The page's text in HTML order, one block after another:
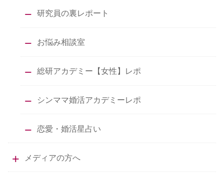
研究員の裏レポート
お悩み相談室
総研アカデミー【女性】レポ
シンママ婚活アカデミーレポ
恋愛・婚活星占い
メディアの方へ